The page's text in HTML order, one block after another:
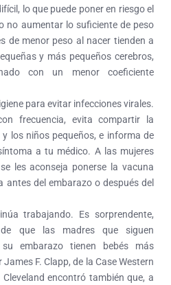
lo que puede poner en riesgo el
no aumentar lo suficiente de peso
de menor peso al nacer tienden a
y más pequeños cerebros,
con un menor coeficiente
para evitar infecciones virales.
frecuencia, evita compartir la
los niños pequeños, e informa de
a tu médico. A las mujeres
les aconseja ponerse la vacuna
antes del embarazo o después del
trabajando. Es sorprendente,
que las madres que siguen
embarazo tienen bebés más
F. Clapp, de la Case Western
Cleveland encontró también que, a